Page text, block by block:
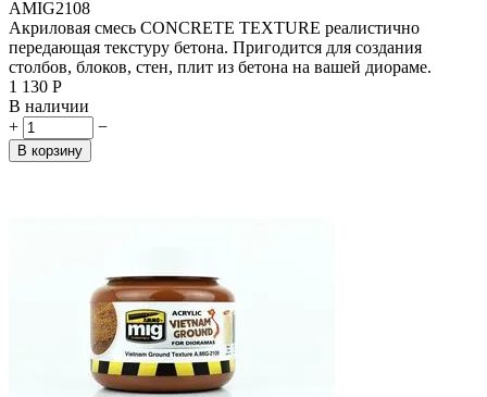
AMIG2108
Акриловая смесь CONCRETE TEXTURE реалистично
передающая текстуру бетона. Пригодится для создания
столбов, блоков, стен, плит из бетона на вашей диораме.
1 130 Р
В наличии
+
−
В корзину